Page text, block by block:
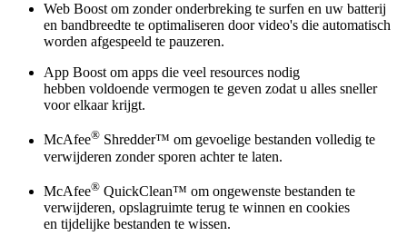
Web Boost om zonder onderbreking te surfen en uw batterij
en bandbreedte te optimaliseren door video's die automatisch
worden afgespeeld te pauzeren.
App Boost om apps die veel resources nodig
hebben voldoende vermogen te geven zodat u alles sneller
voor elkaar krijgt.
McAfee® Shredder™ om gevoelige bestanden volledig te
verwijderen zonder sporen achter te laten.
McAfee® QuickClean™ om ongewenste bestanden te
verwijderen, opslagruimte terug te winnen en cookies
en tijdelijke bestanden te wissen.